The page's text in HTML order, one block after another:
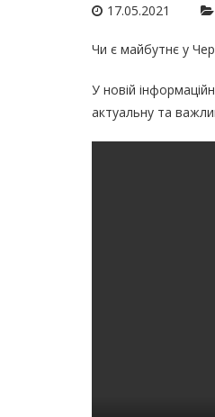
17.05.2021
Чи є майбутнє у
У новій
актуальну та